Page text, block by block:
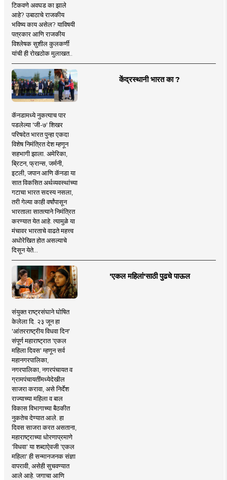
टिकवणे अवघड का झाले
आहे? उबाठाचे राजकीय
भविष्य काय असेल? याविषयी
पत्रकार आणि राजकीय
विश्लेषक सुशील कुलकर्णी
यांची ही रोखठोक मुलाखत..
केंद्रस्थानी भारत का ?
कॅनडामध्ये नुकत्याच पार
पडलेल्या 'जी-७' शिखर
परिषदेत भारत पुन्हा एकदा
विशेष निमंत्रित देश म्हणून
सहभागी झाला. अमेरिका,
ब्रिटन, फ्रान्स, जर्मनी,
इटली, जपान आणि कॅनडा या
सात विकसित अर्थव्यवस्थांच्या
गटाचा भारत सदस्य नसला,
तरी गेल्या काही वर्षांपासून
भारताला सातत्याने निमंत्रित
करण्यात येत आहे. त्यामुळे या
मंचावर भारताचे वाढते महत्त्व
अधोरेखित होत असल्याचे
दिसून येते...
'एकल महिलां'साठी पुढचे पाऊल
संयुक्त राष्ट्रसंघाने घोषित
केलेला दि. २३ जून हा
'आंतरराष्ट्रीय विधवा दिन'
संपूर्ण महाराष्ट्रात 'एकल
महिला दिवस' म्हणून सर्व
महानगरपालिका,
नगरपालिका, नगरपंचायत व
ग्रामपंचायतींमध्येदेखील
साजरा करावा, असे निर्देश
राज्याच्या महिला व बाल
विकास विभागाच्या बैठकीत
नुकतेच देण्यात आले. हा
दिवस साजरा करत असताना,
महाराष्ट्राच्या धोरणाप्रमाणे
'विधवा' या शब्दाऐवजी 'एकल
महिला' ही सन्मानजनक संज्ञा
वापरावी, असेही सुचवण्यात
आले आहे. जगाचा आणि